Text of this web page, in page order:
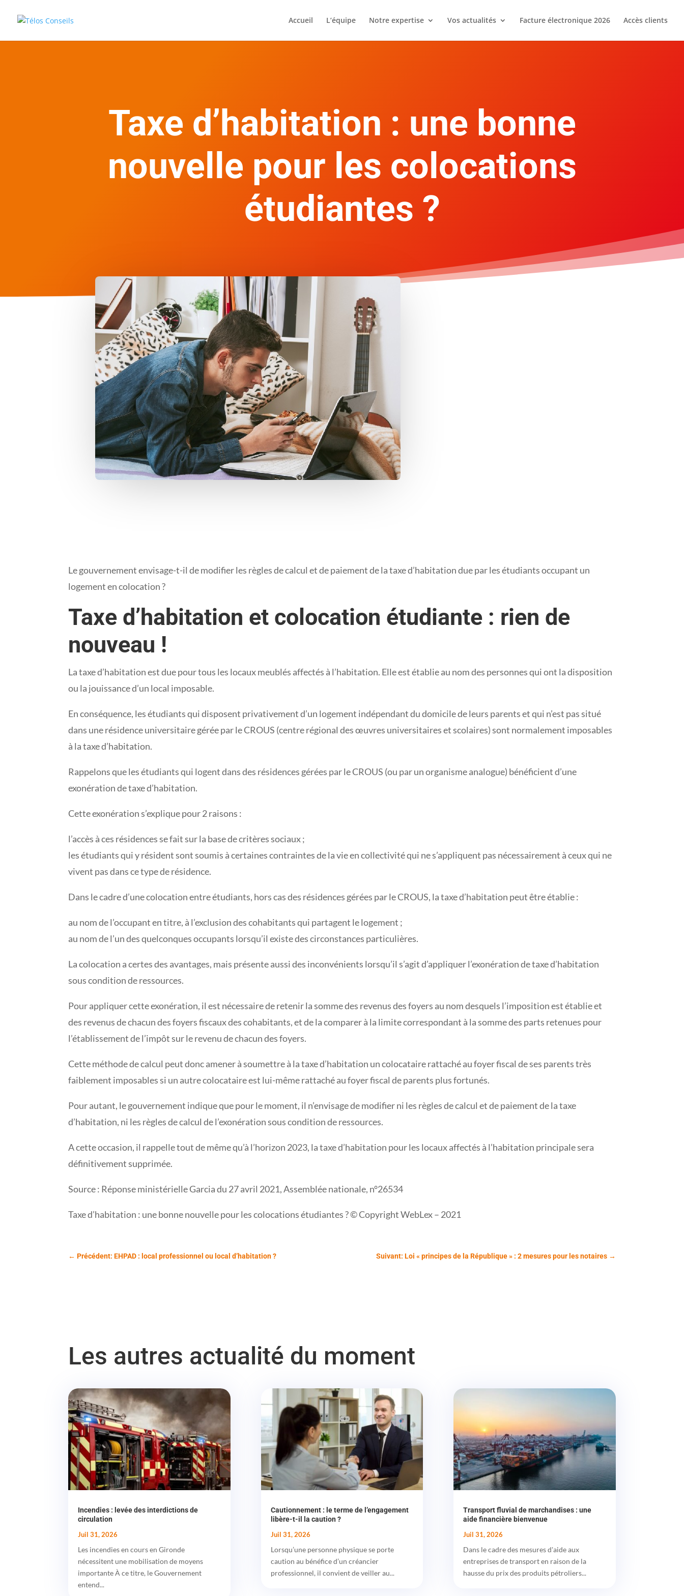
Accueil L’équipe Notre expertise Vos actualités Facture électronique 2026 Accès clients
Taxe d’habitation : une bonne
nouvelle pour les colocations
étudiantes ?
Le gouvernement envisage-t-il de modifier les règles de calcul et de paiement de la taxe d’habitation due par les étudiants occupant un
logement en colocation ?
Taxe d’habitation et colocation étudiante : rien de
nouveau !
La taxe d’habitation est due pour tous les locaux meublés affectés à l’habitation. Elle est établie au nom des personnes qui ont la disposition
ou la jouissance d’un local imposable.
En conséquence, les étudiants qui disposent privativement d’un logement indépendant du domicile de leurs parents et qui n’est pas situé
dans une résidence universitaire gérée par le CROUS (centre régional des œuvres universitaires et scolaires) sont normalement imposables
à la taxe d’habitation.
Rappelons que les étudiants qui logent dans des résidences gérées par le CROUS (ou par un organisme analogue) bénéficient d’une
exonération de taxe d’habitation.
Cette exonération s’explique pour 2 raisons :
l’accès à ces résidences se fait sur la base de critères sociaux ;
les étudiants qui y résident sont soumis à certaines contraintes de la vie en collectivité qui ne s’appliquent pas nécessairement à ceux qui ne
vivent pas dans ce type de résidence.
Dans le cadre d’une colocation entre étudiants, hors cas des résidences gérées par le CROUS, la taxe d’habitation peut être établie :
au nom de l’occupant en titre, à l’exclusion des cohabitants qui partagent le logement ;
au nom de l’un des quelconques occupants lorsqu’il existe des circonstances particulières.
La colocation a certes des avantages, mais présente aussi des inconvénients lorsqu’il s’agit d’appliquer l’exonération de taxe d’habitation
sous condition de ressources.
Pour appliquer cette exonération, il est nécessaire de retenir la somme des revenus des foyers au nom desquels l’imposition est établie et
des revenus de chacun des foyers fiscaux des cohabitants, et de la comparer à la limite correspondant à la somme des parts retenues pour
l’établissement de l’impôt sur le revenu de chacun des foyers.
Cette méthode de calcul peut donc amener à soumettre à la taxe d’habitation un colocataire rattaché au foyer fiscal de ses parents très
faiblement imposables si un autre colocataire est lui-même rattaché au foyer fiscal de parents plus fortunés.
Pour autant, le gouvernement indique que pour le moment, il n’envisage de modifier ni les règles de calcul et de paiement de la taxe
d’habitation, ni les règles de calcul de l’exonération sous condition de ressources.
A cette occasion, il rappelle tout de même qu’à l’horizon 2023, la taxe d’habitation pour les locaux affectés à l’habitation principale sera
définitivement supprimée.
Source : Réponse ministérielle Garcia du 27 avril 2021, Assemblée nationale, n°26534
Taxe d’habitation : une bonne nouvelle pour les colocations étudiantes ? © Copyright WebLex – 2021
←Précédent: EHPAD : local professionnel ou local d’habitation ? Suivant: Loi « principes de la République » : 2 mesures pour les notaires→
Les autres actualité du moment
Incendies : levée des interdictions de
circulation
Juil 31, 2026
Les incendies en cours en Gironde
nécessitent une mobilisation de moyens
importante À ce titre, le Gouvernement
entend...
Cautionnement : le terme de l’engagement
libère-t-il la caution ?
Juil 31, 2026
Lorsqu’une personne physique se porte
caution au bénéfice d’un créancier
professionnel, il convient de veiller au...
Transport fluvial de marchandises : une
aide financière bienvenue
Juil 31, 2026
Dans le cadre des mesures d'aide aux
entreprises de transport en raison de la
hausse du prix des produits pétroliers...